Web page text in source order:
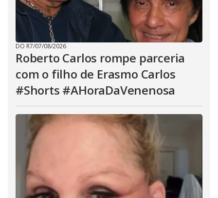
DO R7/07/08/2026
Roberto Carlos rompe parceria
com o filho de Erasmo Carlos
#Shorts #AHoraDaVenenosa